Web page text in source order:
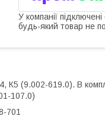
У компанії
будь-який товар не
К5 (9.002-619.0). В
107.0)
701